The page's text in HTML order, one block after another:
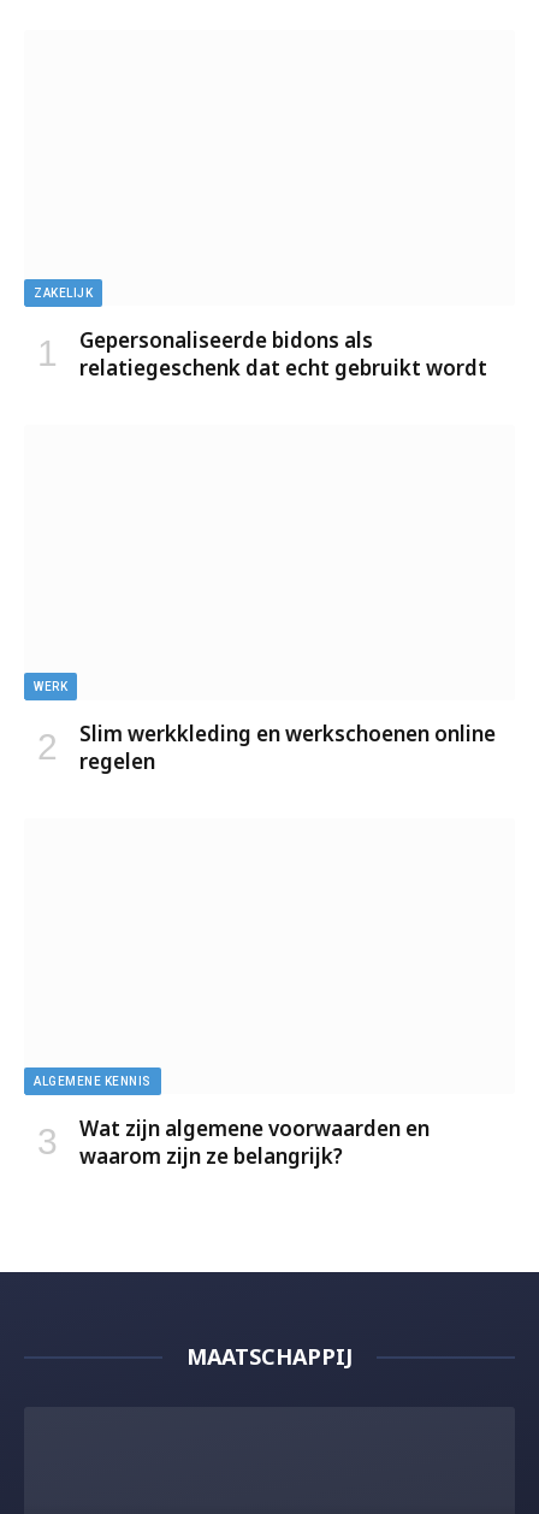
ZAKELIJK
Gepersonaliseerde bidons als
relatiegeschenk dat echt gebruikt wordt
WERK
Slim werkkleding en werkschoenen online
regelen
ALGEMENE KENNIS
Wat zijn algemene voorwaarden en
waarom zijn ze belangrijk?
MAATSCHAPPIJ